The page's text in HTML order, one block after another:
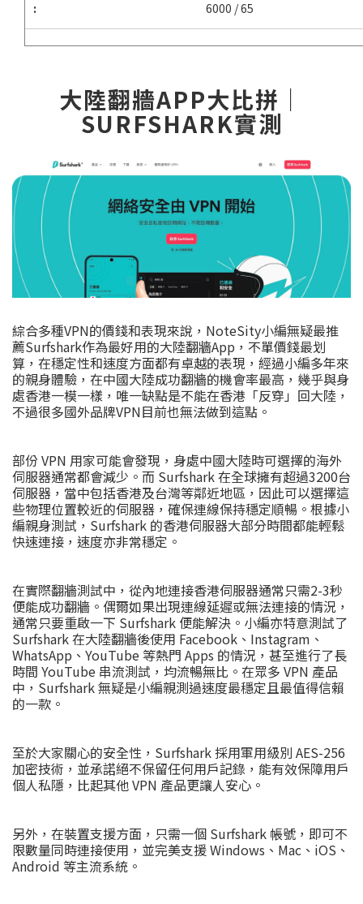
6000 / 65
大陸翻牆APP大比拼｜
SURFSHARK實測
綜合多種VPN的價錢和表現來說，NoteSity小編無疑最推
薦Surfshark作為最好用的大陸翻牆App，不單價錢最划
算，在穩定性和速度方面都有卓越的表現，經過小編多年來
的親身體驗，在中國大陸成功翻牆的機會率最高，幾乎與身
處香港一模一樣，唯一缺點是不能在香港「反穿」回大陸，
不過很多國外品牌VPN目前也無法做到這點。
部份 VPN 用家可能會發現，身處中國大陸時可選擇的海外
伺服器通常都會減少。而 Surfshark 在全球擁有超過3200台
伺服器，當中包括香港及台灣等鄰近地區，因此可以選擇這
些物理位置較近的伺服器，確保連線保持穩定順暢。根據小
編親身測試，Surfshark 的香港伺服器大部分時間都能輕鬆
快速連接，速度亦非常穩定。
在實際翻牆測試中，從內地連接香港伺服器通常只需2-3秒
便能成功翻牆。偶爾如果出現連線延遲或無法連接的情況，
通常只要重啟一下 Surfshark 便能解決。小編亦特意測試了
Surfshark 在大陸翻牆後使用 Facebook、Instagram、
WhatsApp、YouTube 等熱門 Apps 的情況，甚至進行了長
時間 YouTube 串流測試，均流暢無比。在眾多 VPN 產品
中，Surfshark 無疑是小編親測過速度最穩定且最值得信賴
的一款。
至於大家關心的安全性，Surfshark 採用軍用級別 AES-256
加密技術，並承諾絕不保留任何用戶記錄，能有效保障用戶
個人私隱，比起其他 VPN 產品更讓人安心。
另外，在裝置支援方面，只需一個 Surfshark 帳號，即可不
限數量同時連接使用，並完美支援 Windows、Mac、iOS、
Android 等主流系統。